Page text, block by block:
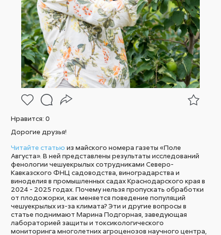
Нравится:0
Дорогие друзья!
Читайте статью из майского номера газеты «Поле
Августа». В ней представлены результаты исследований
фенологии чешуекрылых сотрудниками Северо-
Кавказского ФНЦ садоводства, виноградарства и
виноделия в промышленных садах Краснодарского края в
2024 - 2025 годах. Почему нельзя пропускать обработки
от плодожорки, как меняется поведение популяций
чешуекрылых из-за климата? Эти и другие вопросы в
статье поднимают Марина Подгорная, заведующая
лабораторией защиты и токсикологического
мониторинга многолетних агроценозов научного центра,